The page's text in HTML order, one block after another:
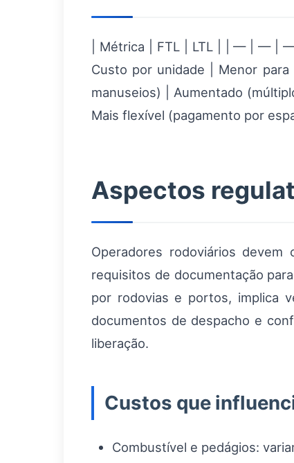
| Métrica | FTL | LTL | | — | — |
Custo por unidade | Menor
manuseios) | Aumentado
Mais flexível (pagamento por
Aspectos
Operadores rodoviários devem
requisitos de documentação
por rodovias e portos, implica
documentos de despacho e
liberação.
Custos que
Combustível e pedágios: